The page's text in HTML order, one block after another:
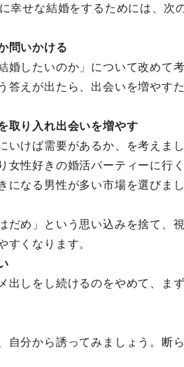
幸せな結婚をするためには、次
問いかける
婚したいのか」について改めて
答えが出たら、出会いを増やす
取り入れ出会いを増やす
いけば需要があるか、を考えま
女性好きの婚活パーティーに行
になる男性が多い市場を選びまし
だめ」という思い込みを捨て、
すくなります。
出しをし続けるのをやめて、ま
自分から誘ってみましょう。断